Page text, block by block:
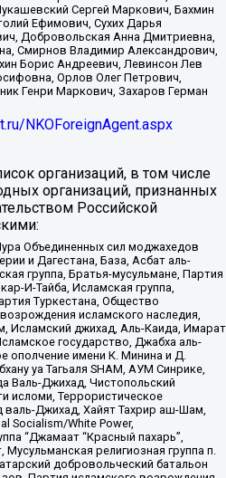
Сергей Маркович, Бахмин
Ефимович, Сухих Дарья
Добровольская Анна Дмитриевна,
Смирнов Владимир Александрович,
Борис Андреевич, Левинсон Лев
Орлов Олег Петрович,
Генри Маркович, Захаров Герман
NKOForeignAgent.aspx
организаций, в том числе
организаций, признанных
Российской
Объединенных сил моджахедов
и Дагестана, База, Асбат аль-
группа, Братья-мусульмане, Партия
И-Тайба, Исламская группа,
Туркестана, Общество
исламского наследия,
Исламский джихад, Аль-Каида, Имарат
государство, Джабха аль-
имени К. Минина и Д.
уа Тагьаля SHAM, АУМ Синрике,
Валь-Джихад, Чистопольский
исломи, Террористическое
валь-Джихад, Хайят Тахрир аш-Шам,
Socialism/White Power,
“Джамаат “Красный пахарь”,
религиозная группа п.
добровольческий батальон